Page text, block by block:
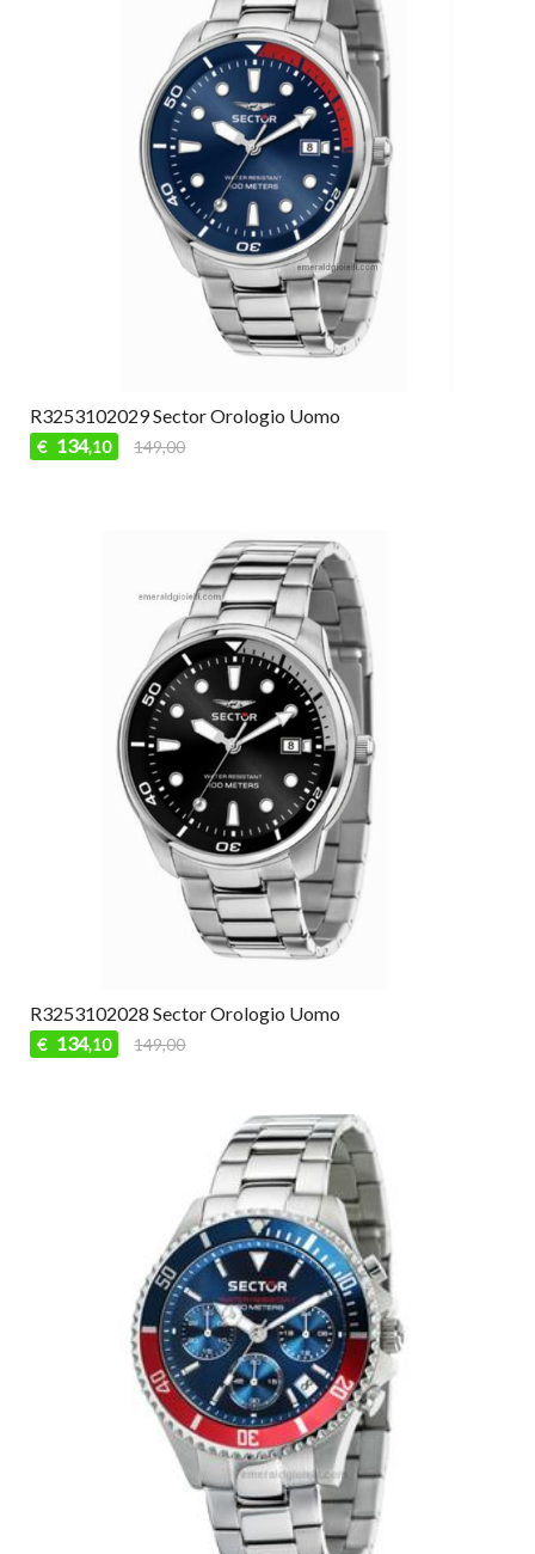
R3253102029 Sector Orologio Uomo
€ 134,10 149,00
R3253102028 Sector Orologio Uomo
€ 134,10 149,00